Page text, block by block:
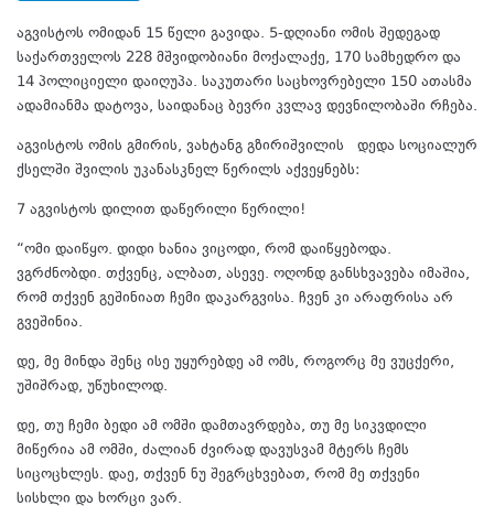
აგვისტოს ომიდან 15 წელი გავიდა. 5-დღიანი ომის შედეგად
საქართველოს 228 მშვიდობიანი მოქალაქე, 170 სამხედრო და
14 პოლიციელი დაიღუპა. საკუთარი საცხოვრებელი 150 ათასმა
ადამიანმა დატოვა, საიდანაც ბევრი კვლავ დევნილობაში რჩება.
აგვისტოს ომის გმირის, ვახტანგ გზირიშვილის დედა სოციალურ
ქსელში შვილის უკანასკნელ წერილს აქვეყნებს:
7 აგვისტოს დილით დაწერილი წერილი!
“ომი დაიწყო. დიდი ხანია ვიცოდი, რომ დაიწყებოდა.
ვგრძნობდი. თქვენც, ალბათ, ასევე. ოღონდ განსხვავება იმაშია,
რომ თქვენ გეშინიათ ჩემი დაკარგვისა. ჩვენ კი არაფრისა არ
გვეშინია.
დე, მე მინდა შენც ისე უყურებდე ამ ომს, როგორც მე ვუცქერი,
უშიშრად, უწუხილოდ.
დე, თუ ჩემი ბედი ამ ომში დამთავრდება, თუ მე სიკვდილი
მიწერია ამ ომში, ძალიან ძვირად დავუსვამ მტერს ჩემს
სიცოცხლეს. დაე, თქვენ ნუ შეგრცხვებათ, რომ მე თქვენი
სისხლი და ხორცი ვარ.